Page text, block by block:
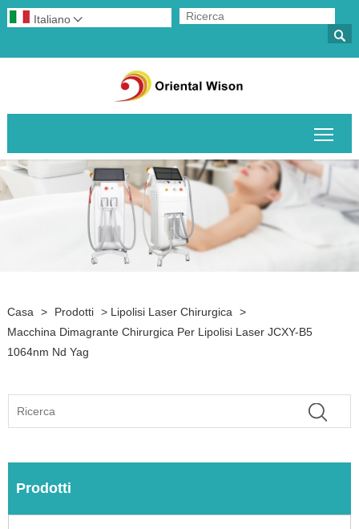

Italiano 
Casa > Prodotti > Lipolisi Laser Chirurgica
>
Macchina Dimagrante Chirurgica Per Lipolisi Laser JCXY-B5
1064nm Nd Yag
Prodotti